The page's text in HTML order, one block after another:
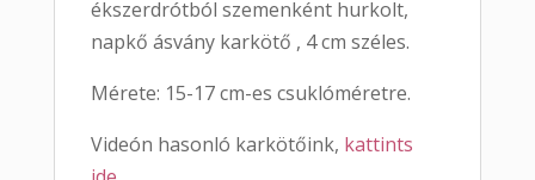
ékszerdrótból szemenként hurkolt,
napkő ásvány karkötő , 4 cm széles.
Mérete: 15-17 cm-es csuklóméretre.
Videón hasonló karkötőink, kattints